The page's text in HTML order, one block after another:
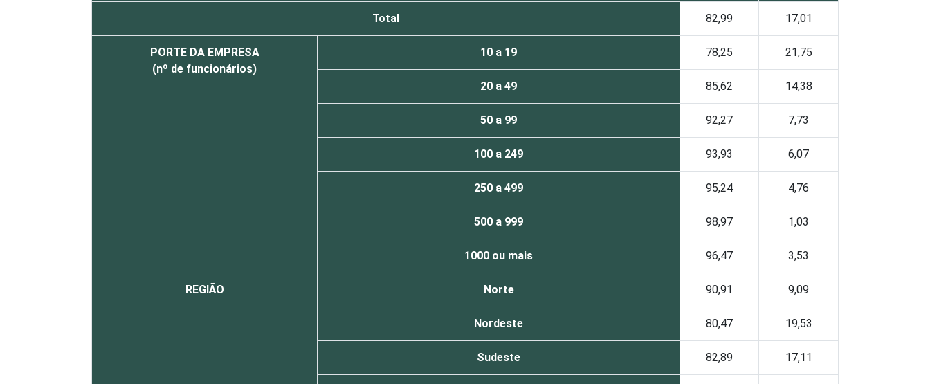
Total 82,99 17,01
PORTE DA EMPRESA
(nº de funcionários)
10 a 19 78,25 21,75
20 a 49 85,62 14,38
50 a 99 92,27 7,73
100 a 249 93,93 6,07
250 a 499 95,24 4,76
500 a 999 98,97 1,03
1000 ou mais 96,47 3,53
REGIÃO Norte 90,91 9,09
Nordeste 80,47 19,53
Sudeste 82,89 17,11